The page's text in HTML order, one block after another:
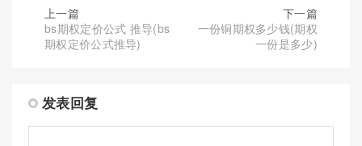
上一篇
bs期权定价公式 推导(bs
期权定价公式推导)
下一篇
一份铜期权多少钱(期权
一份是多少)
发表回复